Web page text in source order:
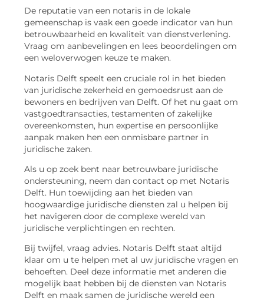
De reputatie van een notaris in de lokale
gemeenschap is vaak een goede indicator van hun
betrouwbaarheid en kwaliteit van dienstverlening.
Vraag om aanbevelingen en lees beoordelingen om
een weloverwogen keuze te maken.
Notaris Delft speelt een cruciale rol in het bieden
van juridische zekerheid en gemoedsrust aan de
bewoners en bedrijven van Delft. Of het nu gaat om
vastgoedtransacties, testamenten of zakelijke
overeenkomsten, hun expertise en persoonlijke
aanpak maken hen een onmisbare partner in
juridische zaken.
Als u op zoek bent naar betrouwbare juridische
ondersteuning, neem dan contact op met Notaris
Delft. Hun toewijding aan het bieden van
hoogwaardige juridische diensten zal u helpen bij
het navigeren door de complexe wereld van
juridische verplichtingen en rechten.
Bij twijfel, vraag advies. Notaris Delft staat altijd
klaar om u te helpen met al uw juridische vragen en
behoeften. Deel deze informatie met anderen die
mogelijk baat hebben bij de diensten van Notaris
Delft en maak samen de juridische wereld een